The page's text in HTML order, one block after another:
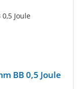
BB 0,5 Joule